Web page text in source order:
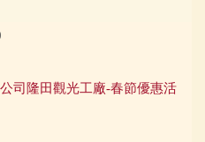
司隆田觀光工廠-春節優惠活